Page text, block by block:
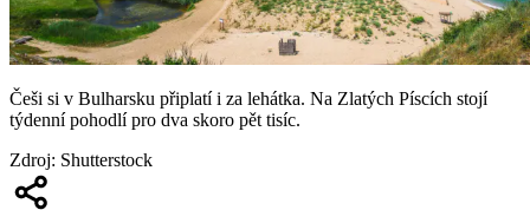
Češi si v Bulharsku připlatí i za lehátka. Na Zlatých Píscích stojí
týdenní pohodlí pro dva skoro pět tisíc.
Zdroj: Shutterstock